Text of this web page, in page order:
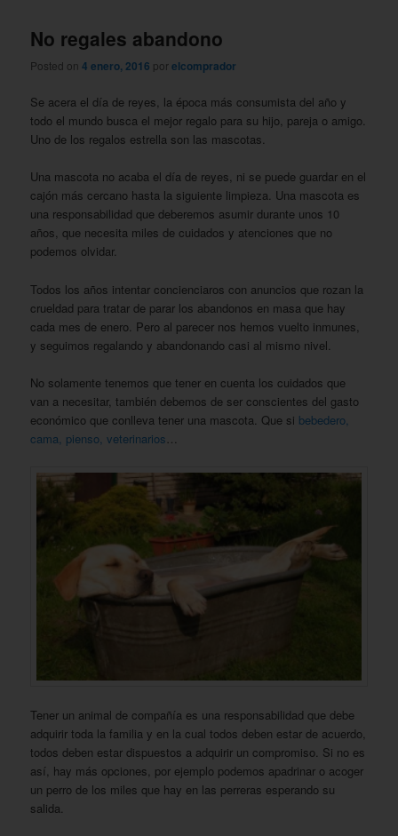
No regales abandono
Posted on4 enero, 2016 porelcomprador
Se acera el día de reyes, la época más consumista del año y
todo el mundo busca el mejor regalo para su hijo, pareja o amigo.
Uno de los regalos estrella son las mascotas.
Una mascota no acaba el día de reyes, ni se puede guardar en el
cajón más cercano hasta la siguiente limpieza. Una mascota es
una responsabilidad que deberemos asumir durante unos 10
años, que necesita miles de cuidados y atenciones que no
podemos olvidar.
Todos los años intentar concienciaros con anuncios que rozan la
crueldad para tratar de parar los abandonos en masa que hay
cada mes de enero. Pero al parecer nos hemos vuelto inmunes,
y seguimos regalando y abandonando casi al mismo nivel.
No solamente tenemos que tener en cuenta los cuidados que
van a necesitar, también debemos de ser conscientes del gasto
económico que conlleva tener una mascota. Que si bebedero,
cama, pienso, veterinarios
Tener un animal de compañía es una responsabilidad que debe
adquirir toda la familia y en la cual todos deben estar de acuerdo,
todos deben estar dispuestos a adquirir un compromiso. Si no es
así, hay más opciones, por ejemplo podemos apadrinar o acoger
un perro de los miles que hay en las perreras esperando su
salida.